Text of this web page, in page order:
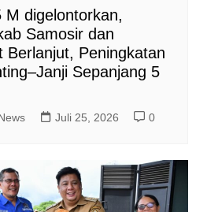
digelontorkan,
Samosir dan
Berlanjut, Peningkatan
Sepanjang 5
Juli 25, 2026 0